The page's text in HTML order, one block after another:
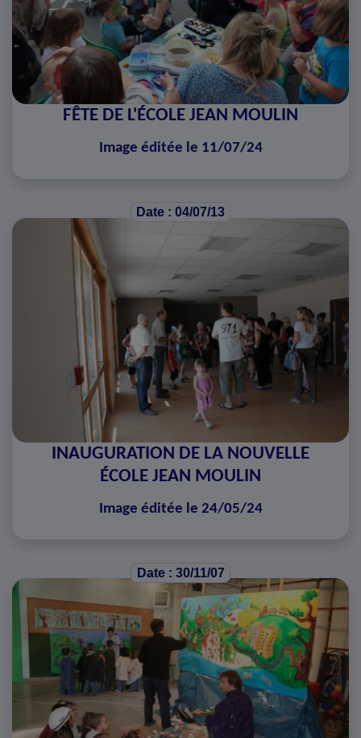
FÊTE DE L'ÉCOLE JEAN MOULIN
Image éditée le 11/07/24
Date : 04/07/13
INAUGURATION DE LA NOUVELLE
ÉCOLE JEAN MOULIN
Image éditée le 24/05/24
Date : 30/11/07